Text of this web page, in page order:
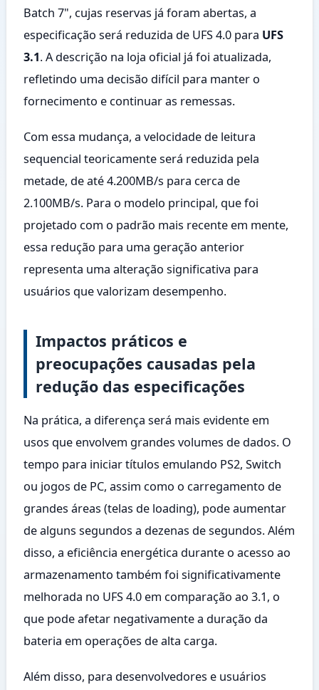
Batch 7", cujas reservas já foram abertas, a
especificação será reduzida de UFS 4.0 para UFS
3.1. A descrição na loja oficial já foi atualizada,
refletindo uma decisão difícil para manter o
fornecimento e continuar as remessas.
Com essa mudança, a velocidade de leitura
sequencial teoricamente será reduzida pela
metade, de até 4.200MB/s para cerca de
2.100MB/s. Para o modelo principal, que foi
projetado com o padrão mais recente em mente,
essa redução para uma geração anterior
representa uma alteração significativa para
usuários que valorizam desempenho.
Impactos práticos e
preocupações causadas pela
redução das especificações
Na prática, a diferença será mais evidente em
usos que envolvem grandes volumes de dados. O
tempo para iniciar títulos emulando PS2, Switch
ou jogos de PC, assim como o carregamento de
grandes áreas (telas de loading), pode aumentar
de alguns segundos a dezenas de segundos. Além
disso, a eficiência energética durante o acesso ao
armazenamento também foi significativamente
melhorada no UFS 4.0 em comparação ao 3.1, o
que pode afetar negativamente a duração da
bateria em operações de alta carga.
Além disso, para desenvolvedores e usuários